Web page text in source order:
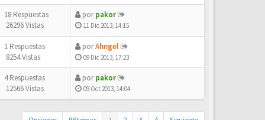
18 Respuestas
26296 Vistas
porpakor
11 Dic 2013, 14:15
1 Respuestas
8254 Vistas
porAhngel
09 Dic 2013, 17:23
4 Respuestas
12566 Vistas
porpakor
09 Oct 2013, 14:04